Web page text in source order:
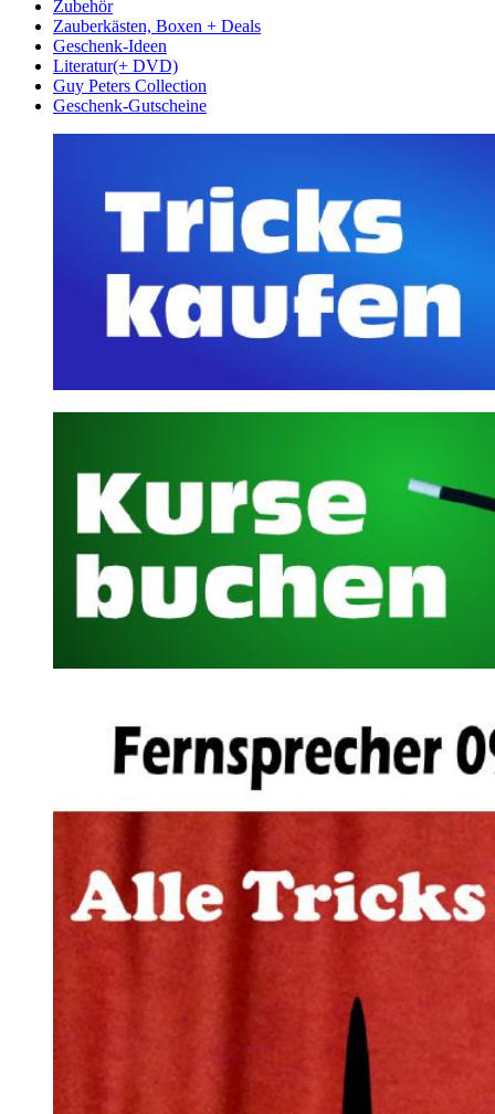
Zubehör
Zauberkästen, Boxen + Deals
Geschenk-Ideen
Literatur(+ DVD)
Guy Peters Collection
Geschenk-Gutscheine